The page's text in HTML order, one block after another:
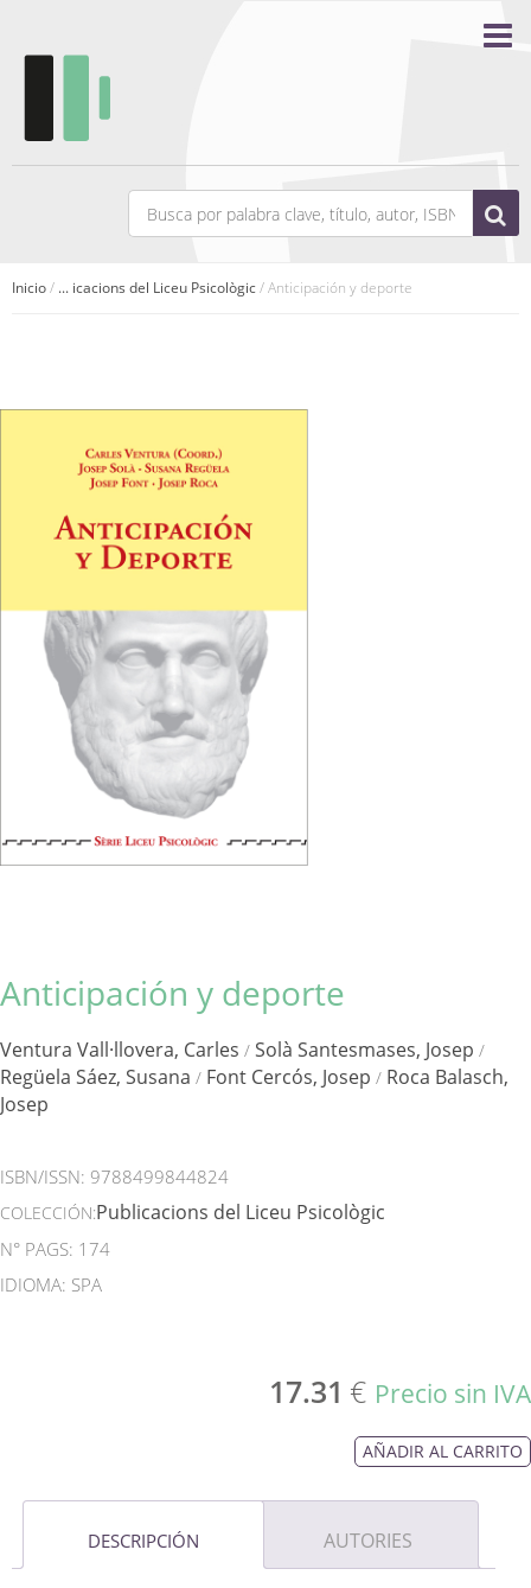
Inicio/ ... icacions del Liceu Psicològic/ Anticipación y deporte
Anticipación y deporte
Ventura Vall·llovera, Carles / Solà Santesmases, Josep /
Regüela Sáez, Susana / Font Cercós, Josep / Roca Balasch,
Josep
ISBN/ISSN: 9788499844824
COLECCIÓN:Publicacions del Liceu Psicològic
N° PAGS: 174
IDIOMA: SPA
17.31 € Precio sin IVA
AÑADIR AL CARRITO
DESCRIPCIÓN AUTORIES